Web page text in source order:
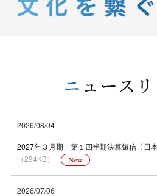
ニュース
2026/08/04
2027年３月期 第１四半期決算短信〔日本
（294KB）
2026/07/06
サステナビリ